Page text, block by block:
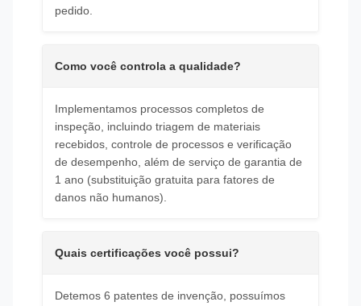
pedido.
Como você controla a qualidade?
Implementamos processos completos de
inspeção, incluindo triagem de materiais
recebidos, controle de processos e verificação
de desempenho, além de serviço de garantia de
1 ano (substituição gratuita para fatores de
danos não humanos).
Quais certificações você possui?
Detemos 6 patentes de invenção, possuímos